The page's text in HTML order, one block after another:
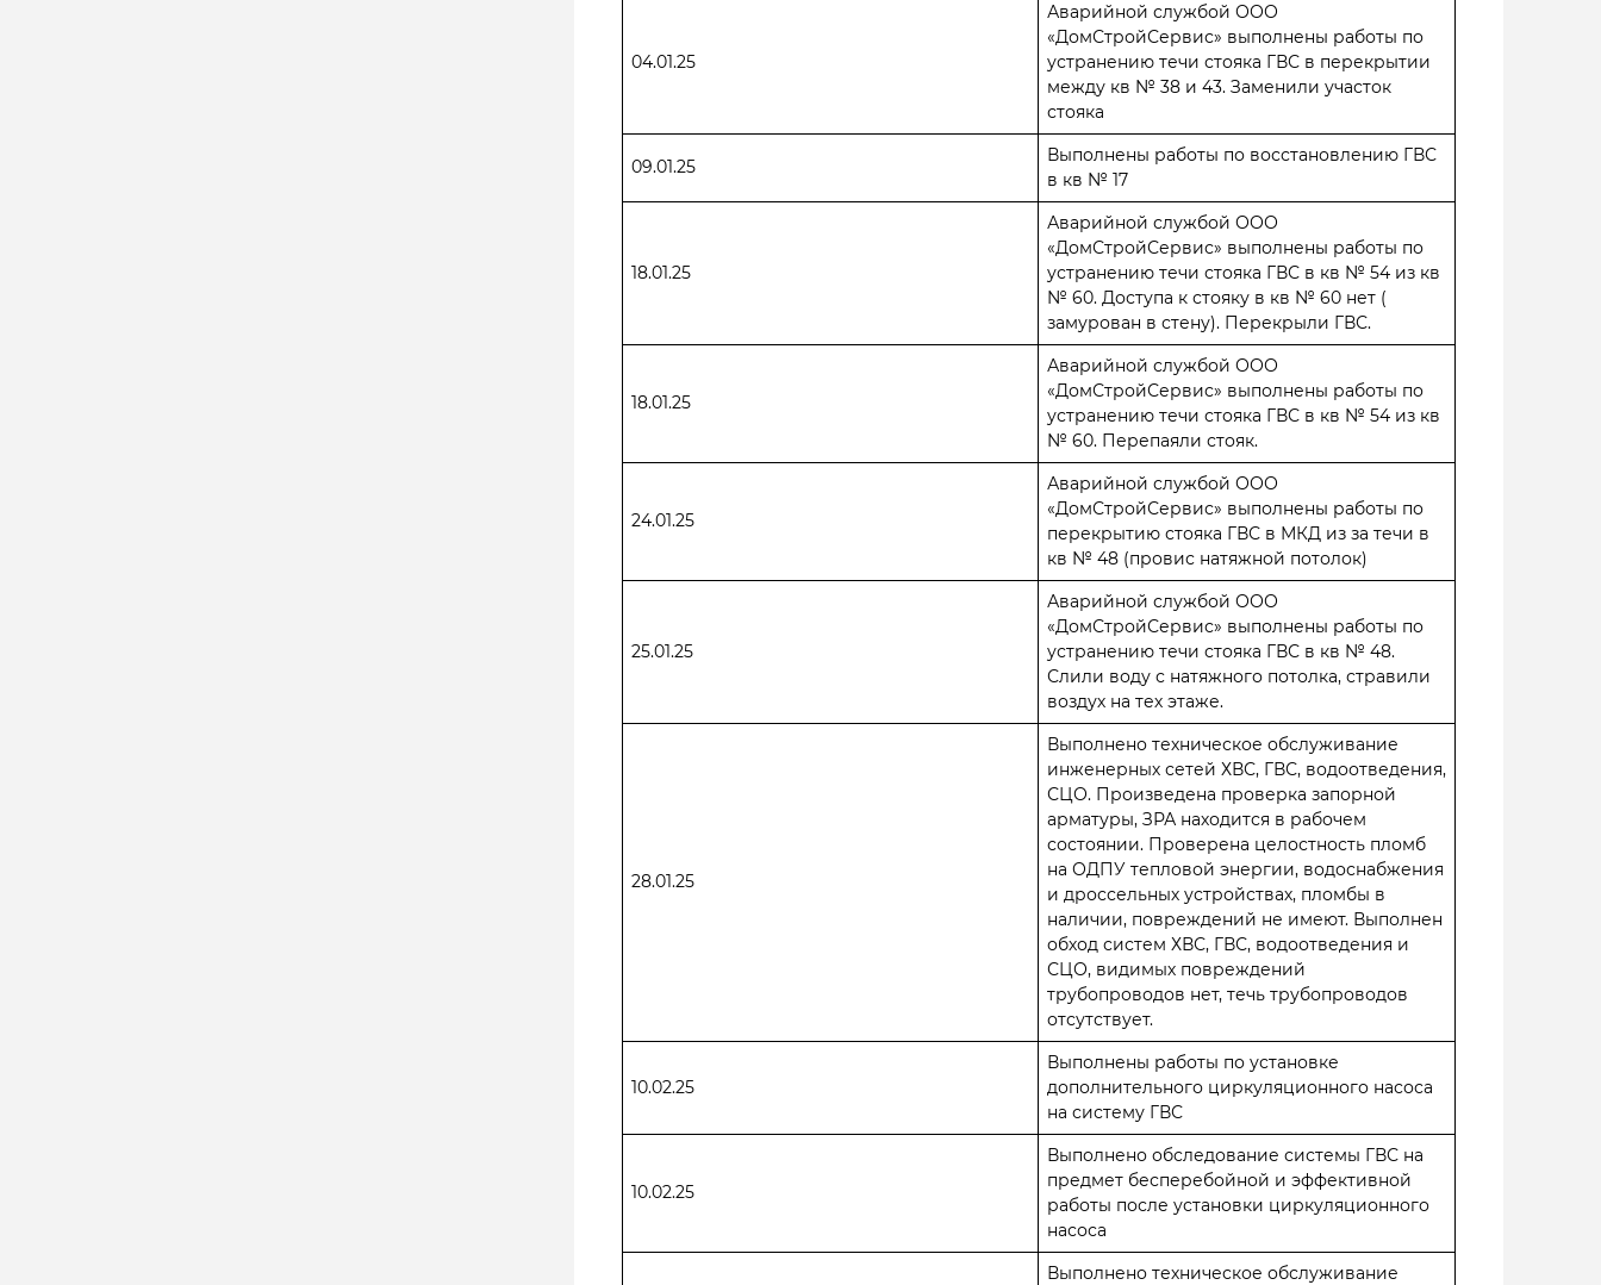
04.01.25
Аварийной службой ООО
«ДомСтройСервис» выполнены работы по
устранению течи стояка ГВС в перекрытии
между кв № 38 и 43. Заменили участок
стояка
09.01.25
Выполнены работы по восстановлению ГВС
в кв № 17
18.01.25
Аварийной службой ООО
«ДомСтройСервис» выполнены работы по
устранению течи стояка ГВС в кв № 54 из кв
№ 60. Доступа к стояку в кв № 60 нет (
замурован в стену). Перекрыли ГВС.
18.01.25
Аварийной службой ООО
«ДомСтройСервис» выполнены работы по
устранению течи стояка ГВС в кв № 54 из кв
№ 60. Перепаяли стояк.
24.01.25
Аварийной службой ООО
«ДомСтройСервис» выполнены работы по
перекрытию стояка ГВС в МКД из за течи в
кв № 48 (провис натяжной потолок)
25.01.25
Аварийной службой ООО
«ДомСтройСервис» выполнены работы по
устранению течи стояка ГВС в кв № 48.
Слили воду с натяжного потолка, стравили
воздух на тех этаже.
28.01.25
Выполнено техническое обслуживание
инженерных сетей ХВС, ГВС, водоотведения,
СЦО. Произведена проверка запорной
арматуры, ЗРА находится в рабочем
состоянии. Проверена целостность пломб
на ОДПУ тепловой энергии, водоснабжения
и дроссельных устройствах, пломбы в
наличии, повреждений не имеют. Выполнен
обход систем ХВС, ГВС, водоотведения и
СЦО, видимых повреждений
трубопроводов нет, течь трубопроводов
отсутствует.
10.02.25
Выполнены работы по установке
дополнительного циркуляционного насоса
на систему ГВС
10.02.25
Выполнено обследование системы ГВС на
предмет бесперебойной и эффективной
работы после установки циркуляционного
насоса
Выполнено техническое обслуживание